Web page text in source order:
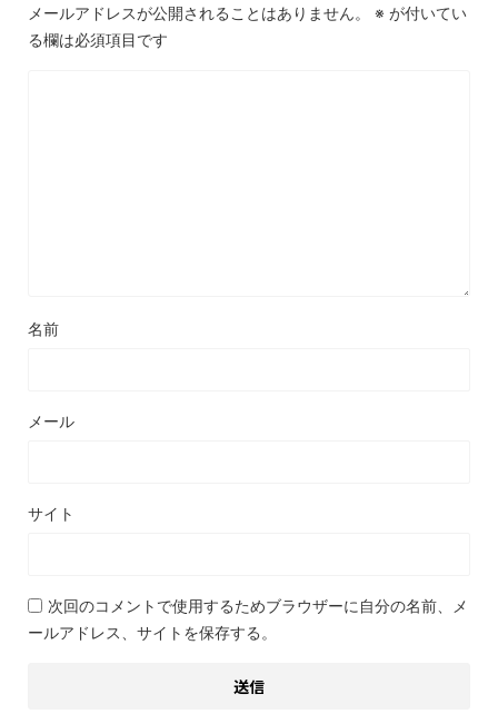
メールアドレスが公開されることはありません。 ※ が付いてい
る欄は必須項目です
名前
メール
サイト
次回のコメントで使用するためブラウザーに自分の名前、メ
ールアドレス、サイトを保存する。